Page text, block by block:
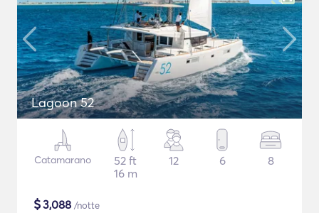
Lagoon 52
Catamarano
52 ft
16 m
12 6 8
$3,088 /notte